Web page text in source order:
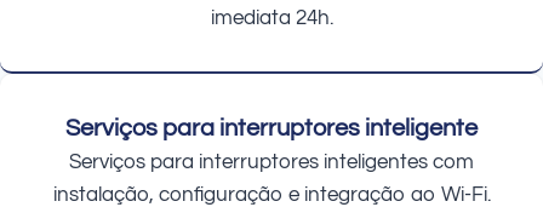
imediata 24h.
Serviços para interruptores inteligente
Serviços para interruptores inteligentes com
instalação, configuração e integração ao Wi-Fi.